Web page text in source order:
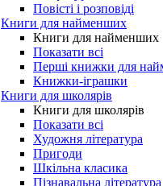
Повісті і розповіді
Книги для найменших
Книги для найменших
Показати всі
Перші книжки для
Книжки-іграшки
Книги для школярів
Книги для школярів
Показати всі
Художня література
Пригоди
Шкільна класика
Пізнавальна література